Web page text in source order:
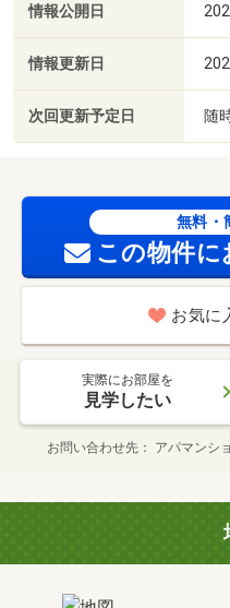
情報公開日
情報更新日
次回更新予定日 随
無料・
この物件に
お気に
実際にお部屋を
見学したい
お問い合わせ先 アパマンシ